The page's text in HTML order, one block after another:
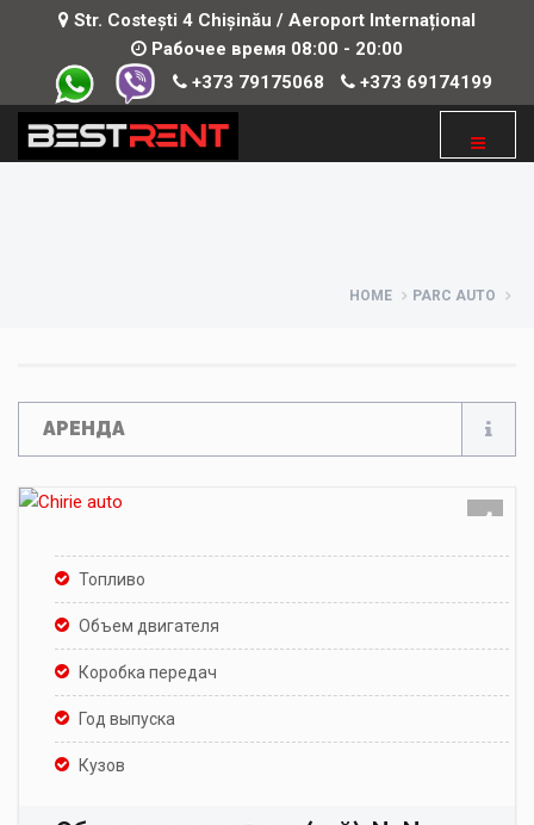
Str. Costești 4 Chișinău / Aeroport Internațional
Рабочее время 08:00 - 20:00
+373 79175068
+373 69174199
HOME PARC AUTO
АРЕНДА
Топливо
Объем двигателя
Коробка передач
Год выпуска
Кузов